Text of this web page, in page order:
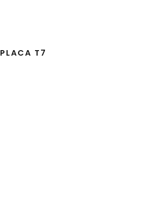
PLACA T7